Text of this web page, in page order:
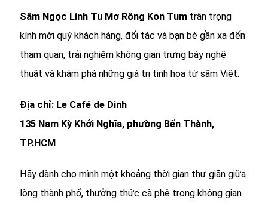
Sâm Ngọc Linh Tu Mơ Rông Kon Tum trân trọng
kính mời quý khách hàng, đối tác và bạn bè gần xa đến
tham quan, trải nghiệm không gian trưng bày nghệ
thuật và khám phá những giá trị tinh hoa từ sâm Việt.
Địa chỉ: Le Café de Dinh
135 Nam Kỳ Khởi Nghĩa, phường Bến Thành,
TP.HCM
Hãy dành cho mình một khoảng thời gian thư giãn giữa
lòng thành phố, thưởng thức cà phê trong không gian